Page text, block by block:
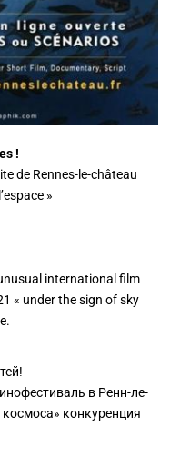
!
de Rennes-le-château
»
international film
« under the sign of sky
в Ренн-ле-
конкуренция